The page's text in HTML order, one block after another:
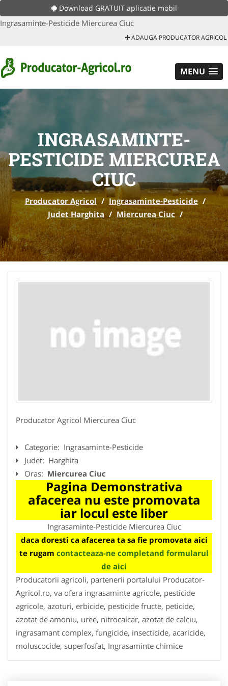
Download GRATUIT aplicatie mobil
Ingrasaminte-Pesticide Miercurea Ciuc
ADAUGA PRODUCATOR AGRICOL
MENU
INGRASAMINTE-
PESTICIDE MIERCUREA
CIUC
Producator Agricol / Ingrasaminte-Pesticide /
Judet Harghita / Miercurea Ciuc /
Producator Agricol Miercurea Ciuc
Categorie: Ingrasaminte-Pesticide
Judet: Harghita
Oras: Miercurea Ciuc
Pagina Demonstrativa
afacerea nu este promovata
iar locul este liber
Ingrasaminte-Pesticide Miercurea Ciuc
daca doresti ca afacerea ta sa fie promovata aici
te rugam contacteaza-ne completand formularul
de aici
Producatorii agricoli, partenerii portalului Producator-
Agricol.ro, va ofera ingrasaminte agricole, pesticide
agricole, azoturi, erbicide, pesticide fructe, peticide,
azotat de amoniu, uree, nitrocalcar, azotat de calciu,
ingrasamant complex, fungicide, insecticide, acaricide,
moluscocide, superfosfat, Ingrasaminte chimice